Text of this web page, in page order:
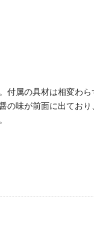
付属の具材は相変わ
の味が前面に出てお